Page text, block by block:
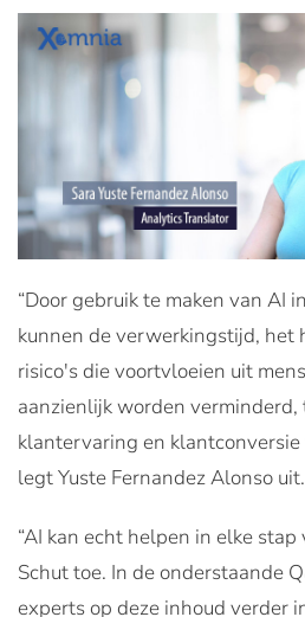
“Door gebruik te maken van AI
kunnen de verwerkingstijd, het
risico's die voortvloeien uit
aanzienlijk worden
klantervaring en
legt Yuste Fernandez Alonso uit.
“AI kan echt helpen in elke stap
Schut toe. In de onderstaande
experts op deze inhoud verder